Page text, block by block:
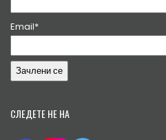
Email*
СЛЕДЕТЕ НЕ НА